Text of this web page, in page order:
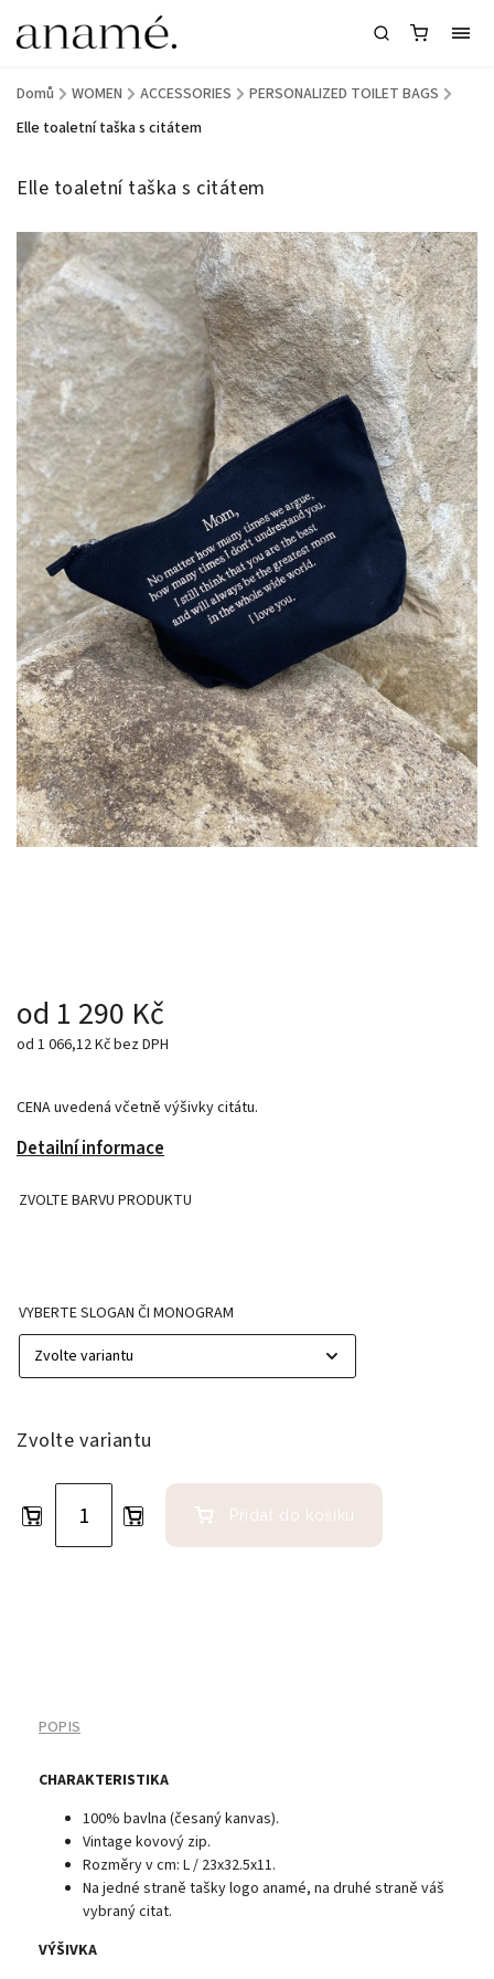
Domů / WOMEN / ACCESSORIES / PERSONALIZED TOILET BAGS /
Elle toaletní taška s citátem
Elle toaletní taška s citátem
od 1 290 Kč
od 1 066,12 Kčbez DPH
CENA uvedená včetně výšivky citátu.
Detailní informace
ZVOLTE BARVU PRODUKTU
VYBERTE SLOGAN ČI MONOGRAM
Zvolte variantu
Přidat do košíku
POPIS
CHARAKTERISTIKA
100% bavlna (česaný kanvas).
Vintage kovový zip.
Rozměry v cm: L / 23x32.5x11.
Na jedné straně tašky logo anamé, na druhé straně váš
vybraný citat.
VÝŠIVKA